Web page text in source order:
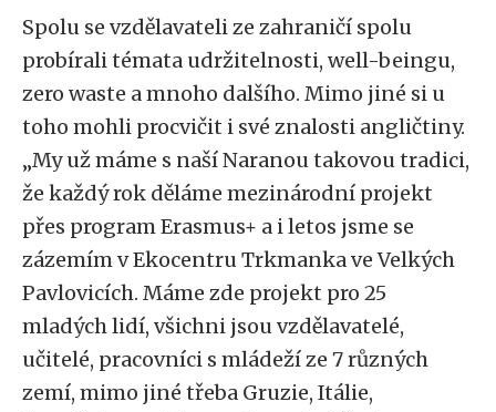
Spolu se vzdělavateli ze zahraničí spolu
probírali témata udržitelnosti, well-beingu,
zero waste a mnoho dalšího. Mimo jiné si u
toho mohli procvičit i své znalosti angličtiny.
„My už máme s naší Naranou takovou tradici,
že každý rok děláme mezinárodní projekt
přes program Erasmus+ a i letos jsme se
zázemím v Ekocentru Trkmanka ve Velkých
Pavlovicích. Máme zde projekt pro 25
mladých lidí, všichni jsou vzdělavatelé,
učitelé, pracovníci s mládeží ze 7 různých
zemí, mimo jiné třeba Gruzie, Itálie,